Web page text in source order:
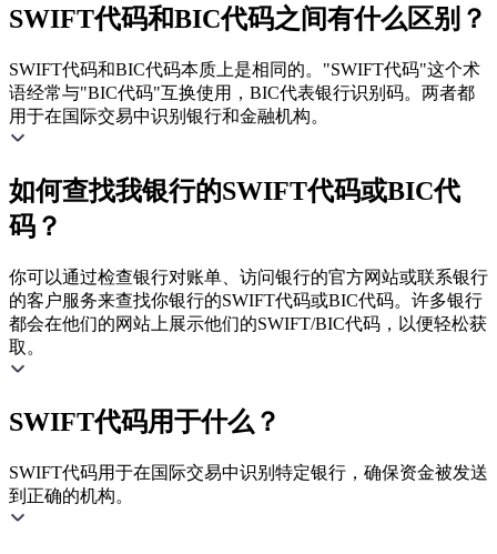
SWIFT代码和BIC代码之间有什么区别？
SWIFT代码和BIC代码本质上是相同的。"SWIFT代码"这个术
语经常与"BIC代码"互换使用，BIC代表银行识别码。两者都
用于在国际交易中识别银行和金融机构。
如何查找我银行的SWIFT代码或BIC代
码？
你可以通过检查银行对账单、访问银行的官方网站或联系银行
的客户服务来查找你银行的SWIFT代码或BIC代码。许多银行
都会在他们的网站上展示他们的SWIFT/BIC代码，以便轻松获
取。
SWIFT代码用于什么？
SWIFT代码用于在国际交易中识别特定银行，确保资金被发送
到正确的机构。